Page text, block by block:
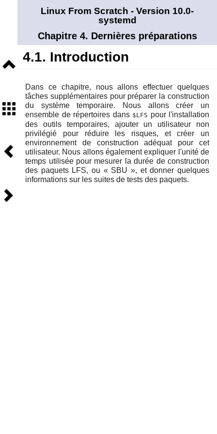
Linux From Scratch - Version 10.0-
systemd
Chapitre 4. Dernières préparations
4.1. Introduction
Dans ce chapitre, nous allons effectuer quelques
tâches supplémentaires pour préparer la construction
du système temporaire. Nous allons créer un
ensemble de répertoires dans $LFS pour l'installation
des outils temporaires, ajouter un utilisateur non
privilégié pour réduire les risques, et créer un
environnement de construction adéquat pour cet
utilisateur. Nous allons également expliquer l'unité de
temps utilisée pour mesurer la durée de construction
des paquets LFS, ou « SBU », et donner quelques
informations sur les suites de tests des paquets.
Précédent
Niveau
Sommaire